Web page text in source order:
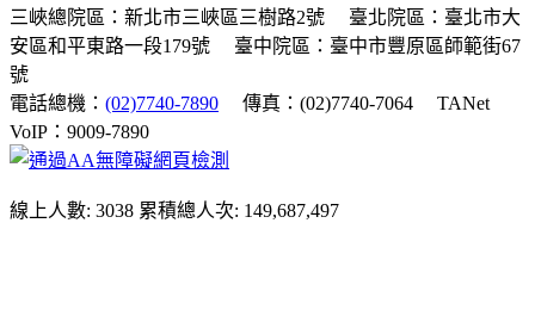
三峽總院區：新北市三峽區三樹路2號
臺北院區：臺北市大
安區和平東路一段179號
臺中院區：臺中市豐原區師範街67
號
電話總機： (02)7740-7890 傳真：(02)7740-7064
TANet
VoIP：9009-7890
線上人數: 3038 累積總人次: 149,687,497